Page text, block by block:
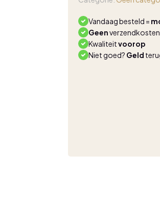
lemon
yellow
aantal
Vandaag besteld =
Geen
Kwaliteitvoorop
Niet goed? Geld